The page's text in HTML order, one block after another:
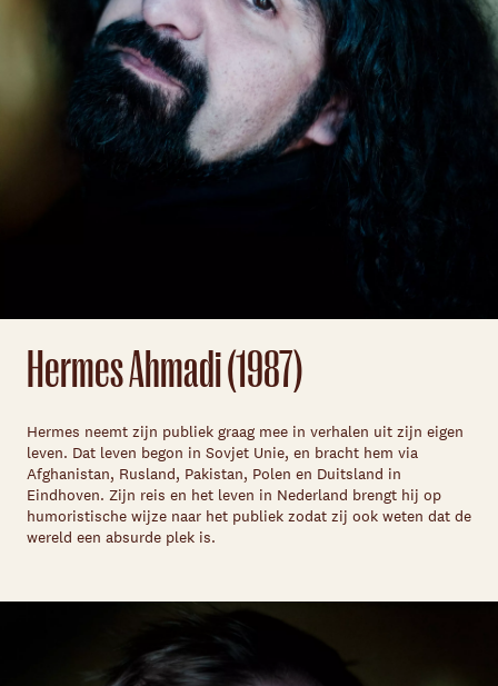
Skip navigatie
Hermes Ahmadi (1987)
Hermes neemt zijn publiek graag mee in verhalen uit zijn eigen
leven. Dat leven begon in Sovjet Unie, en bracht hem via
Afghanistan, Rusland, Pakistan, Polen en Duitsland in
Eindhoven. Zijn reis en het leven in Nederland brengt hij op
humoristische wijze naar het publiek zodat zij ook weten dat de
wereld een absurde plek is.